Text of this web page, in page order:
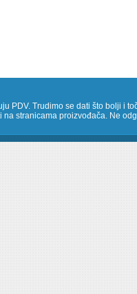
PDV. Trudimo se dati što bolji i
na stranicama proizvođača. Ne